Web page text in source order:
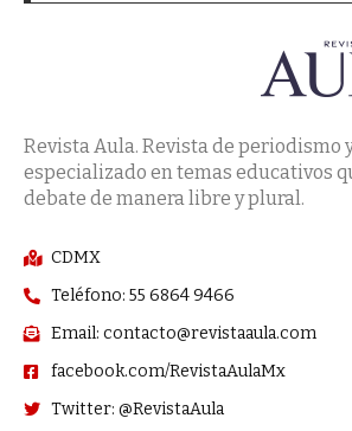
Revista Aula. Revista de periodismo
especializado en temas educativos
debate de manera libre y plural.
CDMX
Teléfono: 55 6864 9466
Email: contacto@revistaaula.com
facebook.com/RevistaAulaMx
Twitter: @RevistaAula